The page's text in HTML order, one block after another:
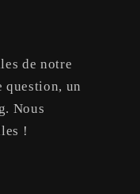
de notre
question, un
Nous
!